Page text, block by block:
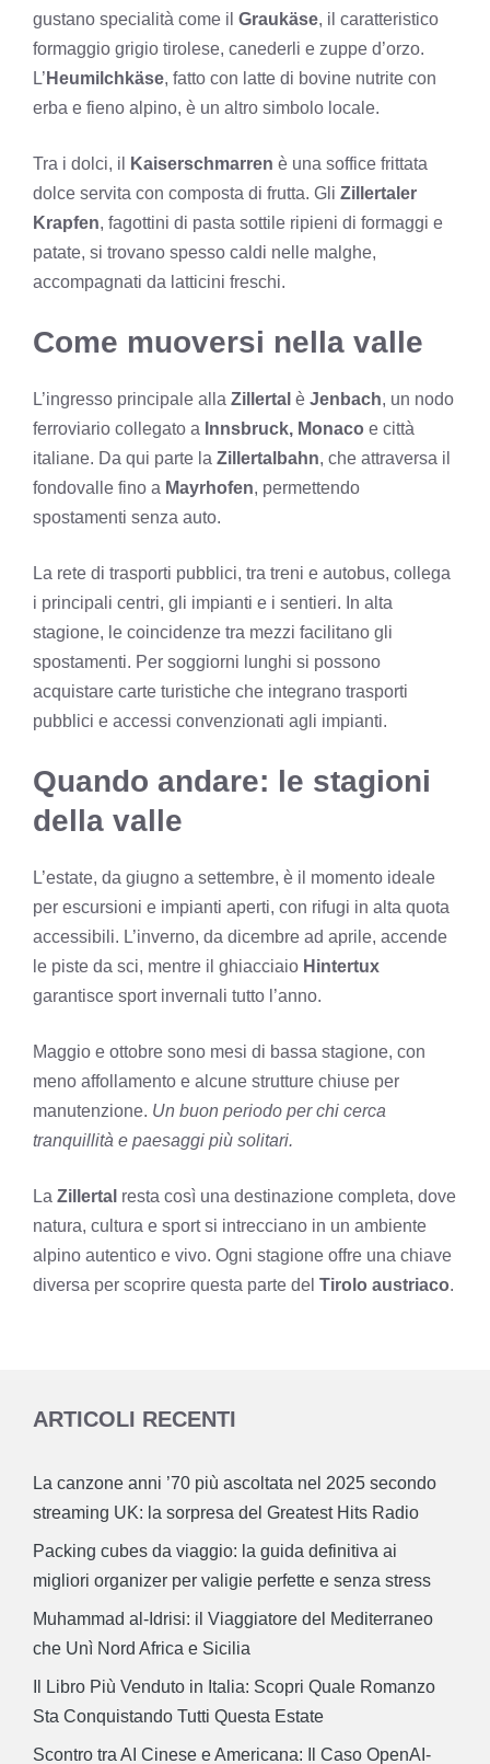
gustano specialità come il Graukäse, il caratteristico
formaggio grigio tirolese, canederli e zuppe d’orzo.
L’ Heumilchkäse, fatto con latte di bovine nutrite con
erba e fieno alpino, è un altro simbolo locale.
Tra i dolci, il Kaiserschmarren è una soffice frittata
dolce servita con composta di frutta. Gli Zillertaler
Krapfen, fagottini di pasta sottile ripieni di formaggi e
patate, si trovano spesso caldi nelle malghe,
accompagnati da latticini freschi.
Come muoversi nella valle
L’ingresso principale alla Zillertal è Jenbach, un nodo
ferroviario collegato a Innsbruck, Monaco e città
italiane. Da qui parte la Zillertalbahn, che attraversa il
fondovalle fino a Mayrhofen, permettendo
spostamenti senza auto.
La rete di trasporti pubblici, tra treni e autobus, collega
i principali centri, gli impianti e i sentieri. In alta
stagione, le coincidenze tra mezzi facilitano gli
spostamenti. Per soggiorni lunghi si possono
acquistare carte turistiche che integrano trasporti
pubblici e accessi convenzionati agli impianti.
Quando andare: le stagioni
della valle
L’estate, da giugno a settembre, è il momento ideale
per escursioni e impianti aperti, con rifugi in alta quota
accessibili. L’inverno, da dicembre ad aprile, accende
le piste da sci, mentre il ghiacciaio Hintertux
garantisce sport invernali tutto l’anno.
Maggio e ottobre sono mesi di bassa stagione, con
meno affollamento e alcune strutture chiuse per
manutenzione. Un buon periodo per chi cerca
tranquillità e paesaggi più solitari.
La Zillertal resta così una destinazione completa, dove
natura, cultura e sport si intrecciano in un ambiente
alpino autentico e vivo. Ogni stagione offre una chiave
diversa per scoprire questa parte del Tirolo austriaco.
ARTICOLI RECENTI
La canzone anni ’70 più ascoltata nel 2025 secondo
streaming UK: la sorpresa del Greatest Hits Radio
Packing cubes da viaggio: la guida definitiva ai
migliori organizer per valigie perfette e senza stress
Muhammad al-Idrisi: il Viaggiatore del Mediterraneo
che Unì Nord Africa e Sicilia
Il Libro Più Venduto in Italia: Scopri Quale Romanzo
Sta Conquistando Tutti Questa Estate
Scontro tra AI Cinese e Americana: Il Caso OpenAI-